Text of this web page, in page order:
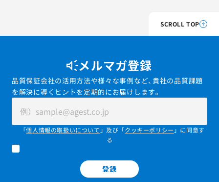
SCROLL TOP
メルマガ登録
品質保証会社の活用方法や様々な事例など、貴社の品質課題
を解決に導くヒントを定期的にお届けします。
「個人情報の取扱いについて 」及び「クッキーポリシー 」に同意す
る
登録